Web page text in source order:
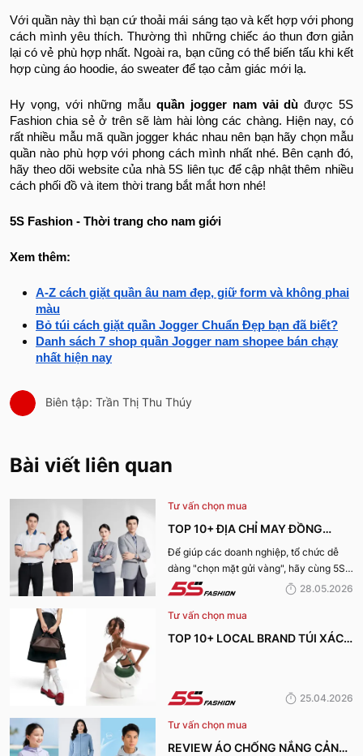
Với quần này thì bạn cứ thoải mái sáng tạo và kết hợp với phong
cách mình yêu thích. Thường thì những chiếc áo thun đơn giản
lại có vẻ phù hợp nhất. Ngoài ra, bạn cũng có thể biến tấu khi kết
hợp cùng áo hoodie, áo sweater để tạo cảm giác mới lạ.
Hy vọng, với những mẫuquần jogger nam vải dù được 5S
Fashion chia sẻ ở trên sẽ làm hài lòng các chàng. Hiện nay, có
rất nhiều mẫu mã quần jogger khác nhau nên bạn hãy chọn mẫu
quần nào phù hợp với phong cách mình nhất nhé. Bên cạnh đó,
hãy theo dõi website của nhà 5S liên tục để cập nhật thêm nhiều
cách phối đồ và item thời trang bắt mắt hơn nhé!
5S Fashion - Thời trang cho nam giới
Xem thêm:
A-Z cách giặt quần âu nam đẹp, giữ form và không phai
màu
Bỏ túi cách giặt quần Jogger Chuẩn Đẹp bạn đã biết?
Danh sách 7 shop quần Jogger nam shopee bán chạy
nhất hiện nay
Biên tập: Trần Thị Thu Thúy
Bài viết liên quan
Tư vấn chọn mua
TOP 10+ ĐỊA CHỈ MAY ĐỒNG
PHỤC CÔNG TY ĐẸP, UY TÍN
NHẤT HIỆN NAY
Để giúp các doanh nghiệp, tổ chức dễ
dàng "chọn mặt gửi vàng", hãy cùng 5S
Fashion tìm hiểu những địa chỉ may đồng
được nhiều đánh giá tích cực nhất hiện
nay.
28.05.2026
Tư vấn chọn mua
TOP 10+ LOCAL BRAND TÚI XÁCH
25.04.2026
Tư vấn chọn mua
REVIEW ÁO CHỐNG NẮNG CẢN